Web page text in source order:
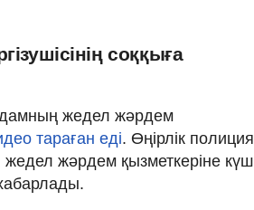
соққыға
жедел жәрдем
тараған еді. Өңірлік полиция
жедел жәрдем қызметкеріне күш